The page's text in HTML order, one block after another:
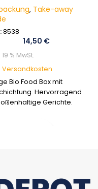
, Take-away
8538
14,50 €
% MwSt.
Versandkosten
Bio Food Box mit
Hervorragend
Gerichte.